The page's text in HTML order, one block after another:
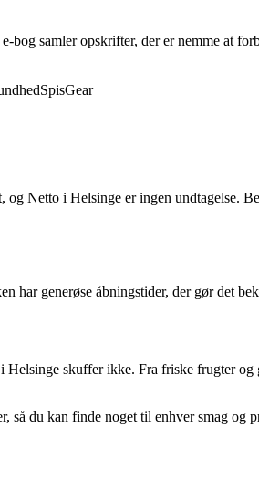
samler opskrifter, der er nemme at
SpisGear
Netto i Helsinge er ingen undtagelse.
generøse åbningstider, der gør det
skuffer ikke. Fra friske frugter
så du kan finde noget til enhver smag